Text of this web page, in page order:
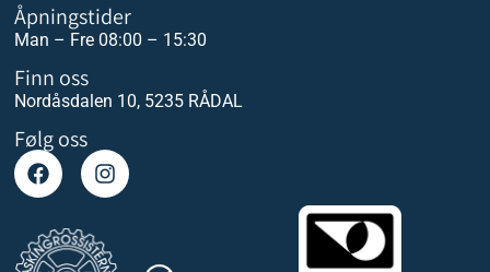
Åpningstider
Man – Fre 08:00 – 15:30
Finn oss
Nordåsdalen 10, 5235 RÅDAL
Følg oss